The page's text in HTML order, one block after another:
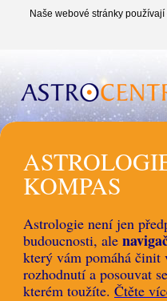
Naše webové stránky
KOMPAS
Astrologie není jen
budoucnosti, ale
který vám pomáhá činit
rozhodnutí a posouvat
kterém toužíte. Čtěte